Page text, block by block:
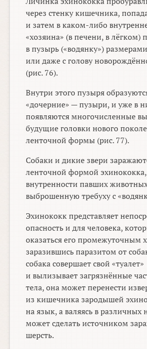
через стенку кишечника,
и затем в каком-либо
«хозяина» (в печени, в лёгком)
в пузырь («водянку»)
или даже с голову
(рис. 76).
Внутри этого пузыря
«дочерние» — пузыри, и уже в
появляются многочисленные
будущие головки нового
ленточной формы (рис. 77).
Собаки и дикие звери
ленточной формой
внутренности павших
выброшенную требуху с
Эхинококк представляет
опасность и для человека,
оказаться его промежуточным
заразившись паразитом от
собака совершает свой «туалет»
и вылизывает загрязнённые
тела, она может перенести
из кишечника зародышей
на язык, а валяясь в различных
может сделать источником
шерсть.